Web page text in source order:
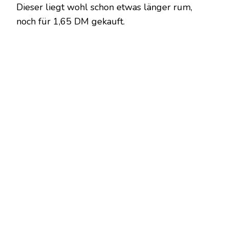
Dieser liegt wohl schon etwas länger rum,
noch für 1,65 DM gekauft.